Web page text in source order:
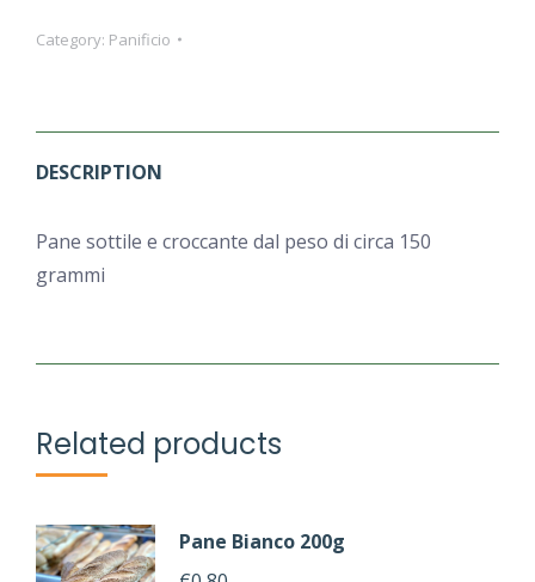
Category: Panificio
DESCRIPTION
Pane sottile e croccante dal peso di circa 150
grammi
Related products
Pane Bianco 200g